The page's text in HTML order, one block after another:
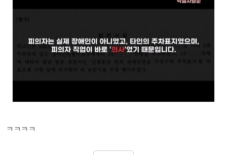
ㅋㅋㅋㅋ